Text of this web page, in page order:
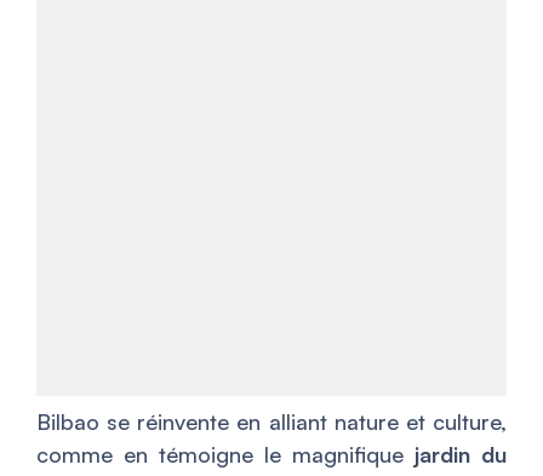
Bilbao se réinvente en alliant nature et culture,
comme en témoigne le magnifique jardin du